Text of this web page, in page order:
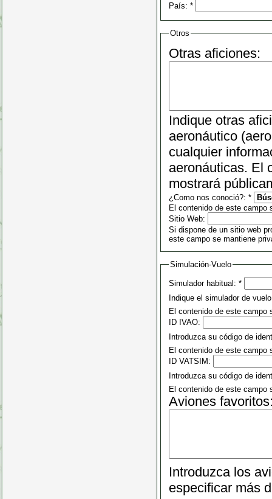
País: *
Otros
Otras aficiones:
Indique otras
aeronáutico
cualquier
aeronáuticas. El
mostrará
¿Como nos conoció?: *
El contenido de este campo
Sitio Web:
Si dispone de un sitio web
este campo se mantiene
Simulación-Vuelo
Simulador habitual: *
Indique el simulador de
El contenido de este campo
ID IVAO:
Introduzca su código de
El contenido de este campo
ID VATSIM:
Introduzca su código de
El contenido de este campo
Aviones
Introduzca los
especificar más